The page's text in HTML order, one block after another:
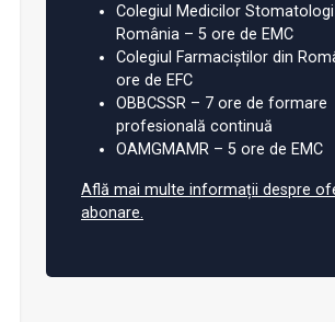
Colegiul Medicilor
România – 5 ore de EMC
Colegiul Farmaciștilor din
ore de EFC
OBBCSSR – 7 ore de formare
profesională continuă
OAMGMAMR – 5 ore de EMC
Află mai multe informații despre
abonare.